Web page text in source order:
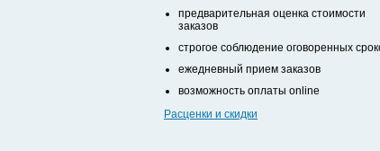
предварительная оценка стоимости
заказов
строгое соблюдение оговоренных
ежедневный прием заказов
возможность оплаты online
Расценки и скидки